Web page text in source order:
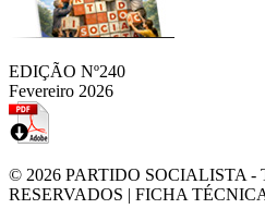
EDIÇÃO Nº240
Fevereiro 2026
© 2026 PARTIDO SOCIALISTA -
RESERVADOS | FICHA